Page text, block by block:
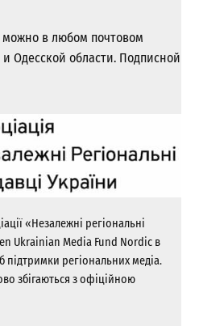
можно в любом почтовом
Одесской области. Подписной
«Незалежні регіональні
Ukrainian Media Fund Nordic в
підтримки регіональних медіа.
збігаються з офіційною